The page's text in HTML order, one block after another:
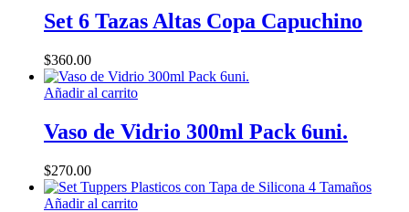
en
la
producto
Set 6 Tazas Altas Copa Capuchino
$360.00
Añadir al carrito
Vaso de Vidrio 300ml Pack 6uni.
$270.00
Añadir al carrito